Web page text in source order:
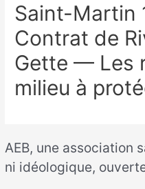
AEB, une association
ni idéologique,
Saint-Martin
Contrat de
Gette — Les
milieu à